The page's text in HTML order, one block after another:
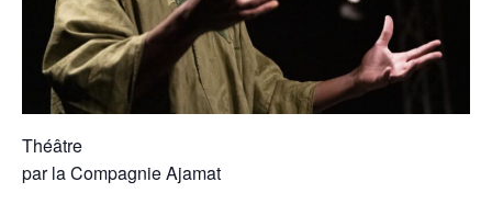
Théâtre
par la Compagnie Ajamat